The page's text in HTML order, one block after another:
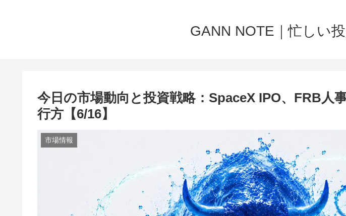
GANN NOTE｜忙しい
今日の市場動向と投資戦略：SpaceX IPO、FRB人
行方【6/16】
市場情報